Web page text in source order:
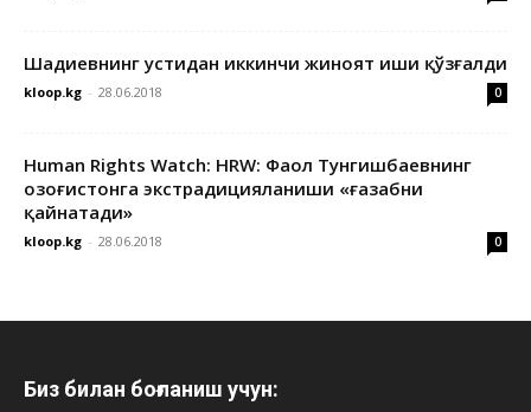
Шадиевнинг устидан иккинчи жиноят иши қўзғалди
kloop.kg - 28.06.2018 0
Human Rights Watch: HRW: Фаол Тунгишбаевнинг
Қозоғистонга экстрадицияланиши «ғазабни
қайнатади»
kloop.kg - 28.06.2018 0
Биз билан боғланиш учун: